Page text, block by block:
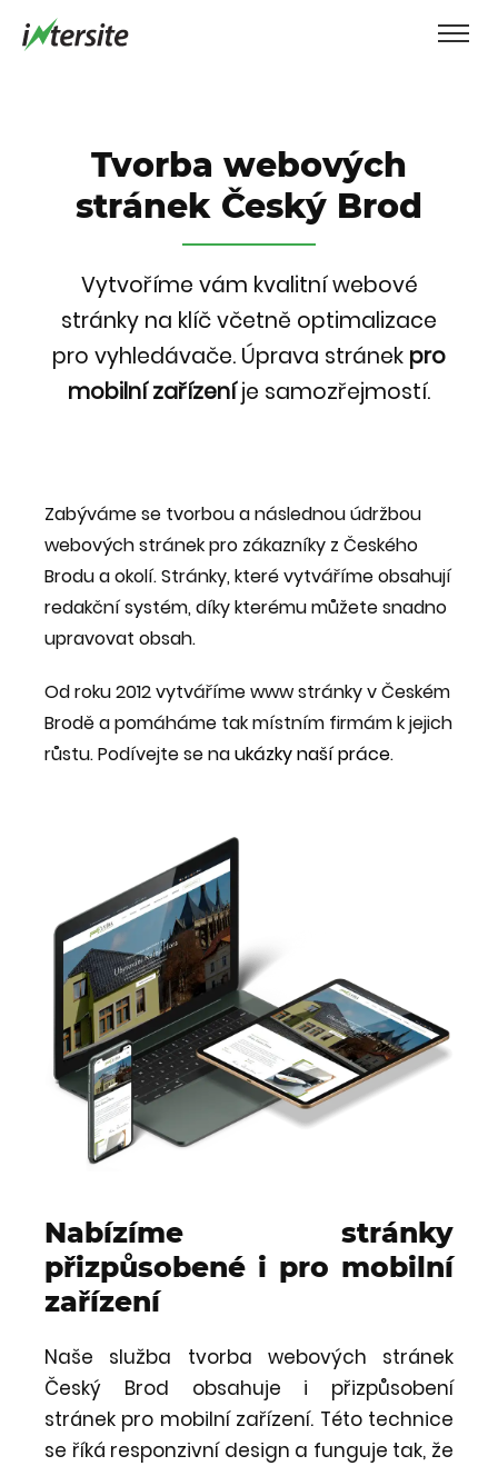
Tvorba webových
stránek Český Brod
Vytvoříme vám kvalitní webové
stránky na klíč včetně optimalizace
pro vyhledávače. Úprava stránek pro
mobilní zařízeníje samozřejmostí.
Zabýváme se tvorbou a následnou údržbou
webových stránek pro zákazníky z Českého
Brodu a okolí. Stránky, které vytváříme obsahují
redakční systém, díky kterému můžete snadno
upravovat obsah.
Od roku 2012 vytváříme www stránky v Českém
Brodě a pomáháme tak místním firmám k jejich
růstu. Podívejte se naukázky naší práce.
Nabízíme stránky
přizpůsobené i pro mobilní
zařízení
Naše služba tvorba webových stránek
Český Brod obsahuje i přizpůsobení
stránek pro mobilní zařízení. Této technice
se říká responzivní design a funguje tak, že